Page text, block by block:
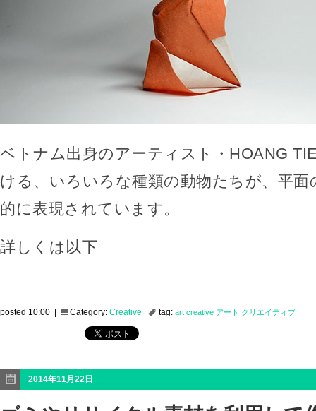
ベトナム出身のアーティスト・HOANG
ける、いろいろな種類の動物たちが、平面
的に表現されています。
詳しくは以下
posted 10:00 | Category: Creative tag: art creative アート クリエイティブ
2014年11月22日